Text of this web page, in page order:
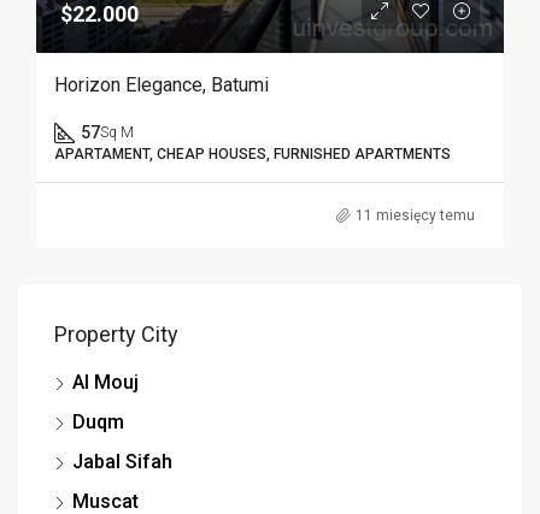
$22.000
Horizon Elegance, Batumi
57Sq M
APARTAMENT, CHEAP HOUSES, FURNISHED APARTMENTS
11 miesięcy temu
Property City
Al Mouj
Duqm
Jabal Sifah
Muscat